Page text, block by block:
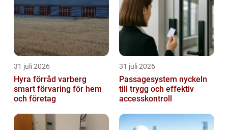
31 juli 2026
Hyra förråd varberg
smart förvaring för hem
och företag
31 juli 2026
Passagesystem nyckeln
till trygg och effektiv
accesskontroll